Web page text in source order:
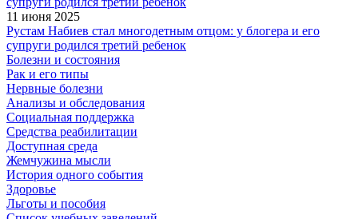
11 июня 2025
Рустам Набиев стал многодетным отцом: у блогера и его
супруги родился третий ребенок
Болезни и состояния
Рак и его типы
Нервные болезни
Анализы и обследования
Социальная поддержка
Средства реабилитации
Доступная среда
Жемчужина мысли
История одного события
Здоровье
Льготы и пособия